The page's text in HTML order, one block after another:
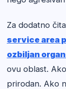
Za dodatno
service area
ozbiljan
ovu oblast.
prirodan. Ako